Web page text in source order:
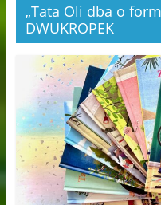
„Tata Oli dba o
DWUKROPEK